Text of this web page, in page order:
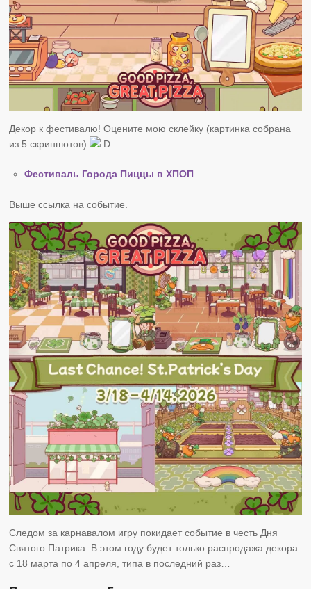
Декор к фестивалю! Оцените мою склейку (картинка собрана
из 5 скриншотов)
Фестиваль Города Пиццы в ХПОП
Выше ссылка на событие.
Следом за карнавалом игру покидает событие в честь Дня
Святого Патрика. В этом году будет только распродажа декора
с 18 марта по 4 апреля, типа в последний раз…